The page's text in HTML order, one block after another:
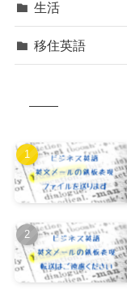
生活
移住英語